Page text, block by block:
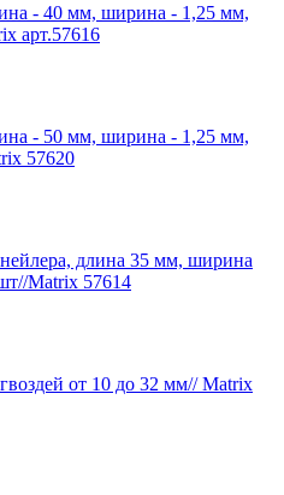
- 40 мм, ширина - 1,25 мм,
арт.57616
- 50 мм, ширина - 1,25 мм,
57620
длина 35 мм, ширина
Matrix 57614
от 10 до 32 мм// Matrix